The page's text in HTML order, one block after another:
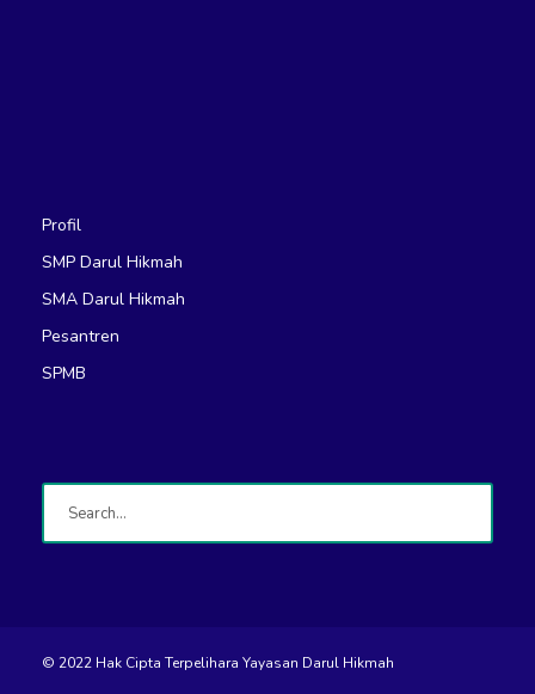
Profil
SMP Darul Hikmah
SMA Darul Hikmah
Pesantren
SPMB
© 2022 Hak Cipta Terpelihara Yayasan Darul Hikmah